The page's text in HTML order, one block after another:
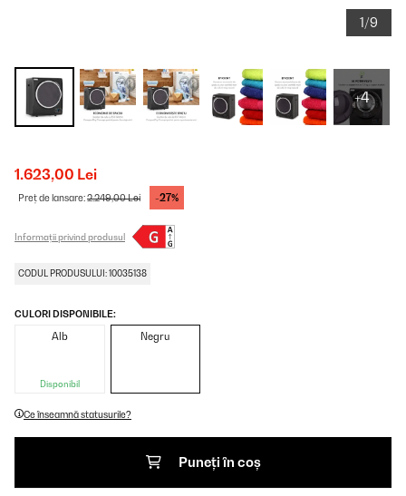
1/9
+4
1.623,00 Lei
Preț de lansare:2.249,00 Lei -27%
Informații privind produsul
CODUL PRODUSULUI: 10035138
CULORI DISPONIBILE:
Alb
Disponibil
Negru
Ce înseamnă statusurile?
Puneți în coș